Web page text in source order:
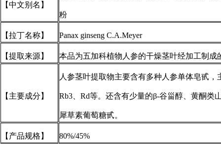
【中文别名】
粉
【拉丁名称】 Panax ginseng C.A.Meyer
【提取来源】 本品为五加科植物人参的干燥茎叶经加工制成
【主要成分】
人参茎叶提取物主要含有多种人参单体皂甙，
Rb3、Rd等。还含有少量的β-谷甾醇、黄酮类
犀草素葡萄糖甙。
【产品规格】 80%/45%